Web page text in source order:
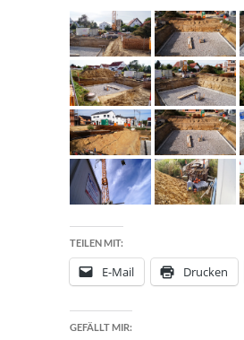
TEILEN MIT:
E-Mail Drucken
GEFÄLLT MIR: